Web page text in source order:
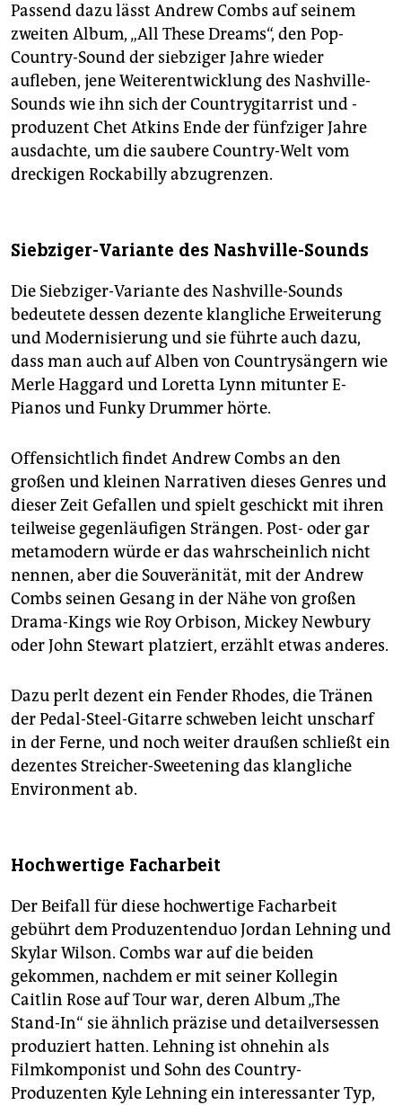
Passend dazu lässt Andrew Combs auf seinem
zweiten Album, „All These Dreams“, den Pop-
Country-Sound der siebziger Jahre wieder
aufleben, jene Weiterentwicklung des Nashville-
Sounds wie ihn sich der Countrygitarrist und -
produzent Chet Atkins Ende der fünfziger Jahre
ausdachte, um die saubere Country-Welt vom
dreckigen Rockabilly abzugrenzen.
Siebziger-Variante des Nashville-Sounds
Die Siebziger-Variante des Nashville-Sounds
bedeutete dessen dezente klangliche Erweiterung
und Modernisierung und sie führte auch dazu,
dass man auch auf Alben von Countrysängern wie
Merle Haggard und Loretta Lynn mitunter E-
Pianos und Funky Drummer hörte.
Offensichtlich findet Andrew Combs an den
großen und kleinen Narrativen dieses Genres und
dieser Zeit Gefallen und spielt geschickt mit ihren
teilweise gegenläufigen Strängen. Post- oder gar
metamodern würde er das wahrscheinlich nicht
nennen, aber die Souveränität, mit der Andrew
Combs seinen Gesang in der Nähe von großen
Drama-Kings wie Roy Orbison, Mickey Newbury
oder John Stewart platziert, erzählt etwas anderes.
Dazu perlt dezent ein Fender Rhodes, die Tränen
der Pedal-Steel-Gitarre schweben leicht unscharf
in der Ferne, und noch weiter draußen schließt ein
dezentes Streicher-Sweetening das klangliche
Environment ab.
Hochwertige Facharbeit
Der Beifall für diese hochwertige Facharbeit
gebührt dem Produzentenduo Jordan Lehning und
Skylar Wilson. Combs war auf die beiden
gekommen, nachdem er mit seiner Kollegin
Caitlin Rose auf Tour war, deren Album „The
Stand-In“ sie ähnlich präzise und detailversessen
produziert hatten. Lehning ist ohnehin als
Filmkomponist und Sohn des Country-
Produzenten Kyle Lehning ein interessanter Typ,